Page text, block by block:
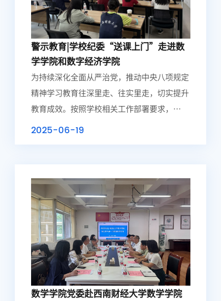
警示教育|学校纪委“送课上门”走进数
学学院和数字经济学院
为持续深化全面从严治党，推动中央八项规定
精神学习教育往深里走、往实里走，切实提升
教育成效。按照学校相关工作部署要求，
2025年6月17日下午，数学学院党委和数字经
2025-06-19
数学学院党委赴西南财经大学数学学院